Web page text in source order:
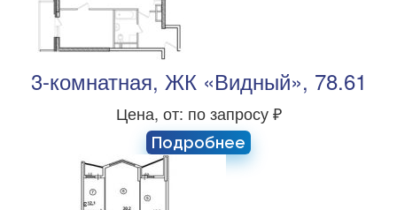
3-комнатная, ЖК «Видный», 78.61
Цена, от: по запросу ₽
Подробнее